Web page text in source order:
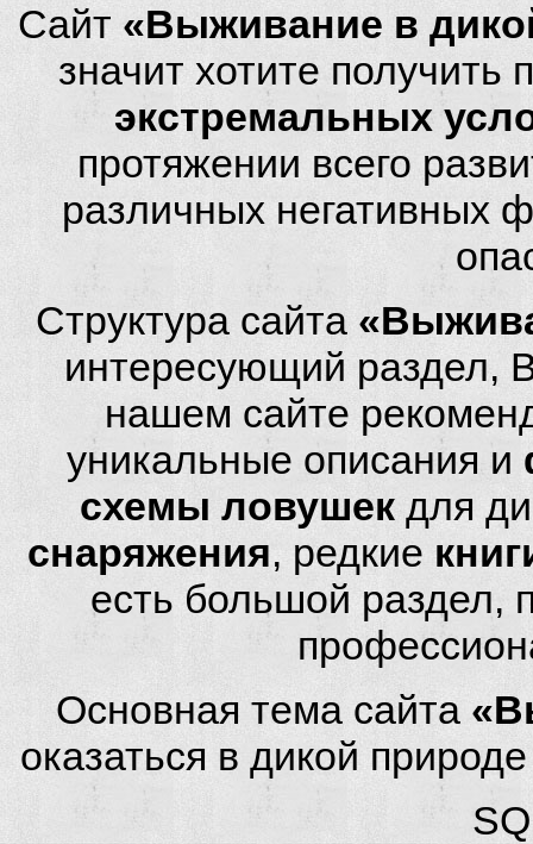
Сайт «Выживание в
значит хотите
экстремальных
протяжении всего
различных негативных
Структура сайта
интересующий раздел,
нашем сайте
уникальные описания и
схемы ловушек для
снаряжения, редкие
есть большой
Основная тема сайта
оказаться в дикой